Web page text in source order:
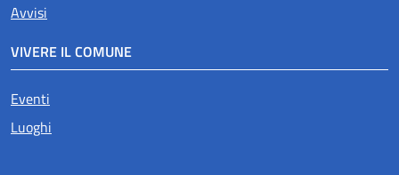
Avvisi
VIVERE IL COMUNE
Eventi
Luoghi